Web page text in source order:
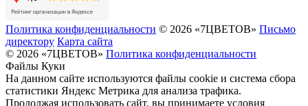
Политика конфиденциальности © 2026 «7ЦВЕТОВ» Письмо
директору Карта сайта
© 2026 «7ЦВЕТОВ» Политика конфиденциальности
Файлы Куки
На данном сайте используются файлы cookie и система сбора
статистики Яндекс Метрика для анализа трафика.
Продолжая использовать сайт, вы принимаете условия